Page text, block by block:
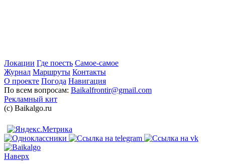
Локации Где поесть Самое-самое
Журнал Маршруты Контакты
О проекте Погода Навигация
По всем вопросам: Baikalfrontir@gmail.com
Рекламный кит
(с) Baikalgo.ru
Наверх